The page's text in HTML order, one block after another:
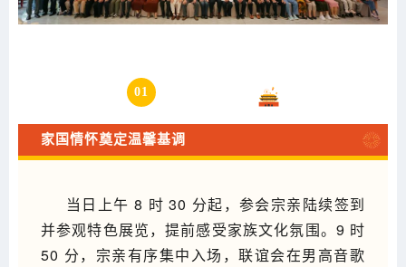
01
家国情怀奠定温馨基调
当日上午 8 时 30 分起，参会宗亲陆续签到
并参观特色展览，提前感受家族文化氛围。9 时
50 分，宗亲有序集中入场，联谊会在男高音歌